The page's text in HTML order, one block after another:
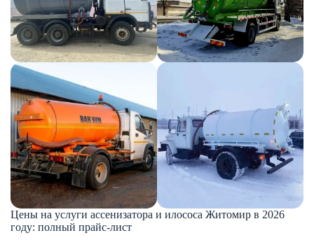
Цены на услуги ассенизатора и илососа Житомир в 2026
году: полный прайс-лист